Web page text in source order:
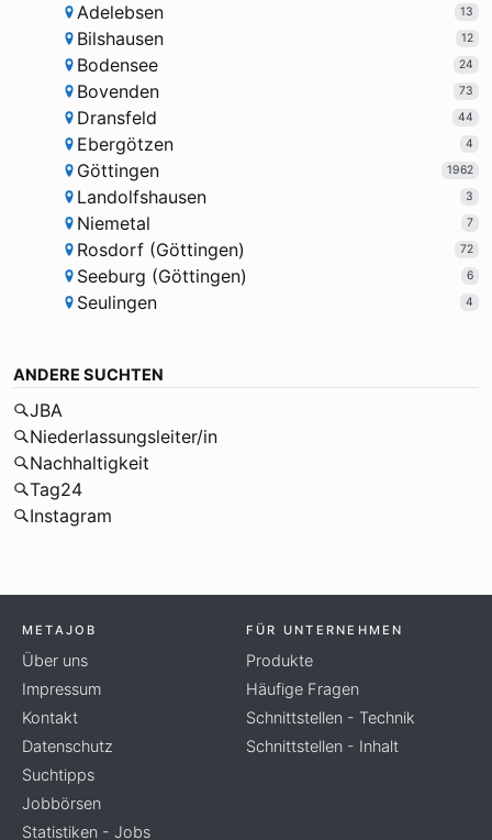
Adelebsen 13
Bilshausen 12
Bodensee 24
Bovenden 73
Dransfeld 44
Ebergötzen 4
Göttingen 1962
Landolfshausen 3
Niemetal 7
Rosdorf (Göttingen) 72
Seeburg (Göttingen) 6
Seulingen 4
ANDERE SUCHTEN
JBA
Niederlassungsleiter/in
Nachhaltigkeit
Tag24
Instagram
METAJOB
Über uns
Impressum
Kontakt
Datenschutz
Suchtipps
Jobbörsen
Statistiken - Jobs
FÜR UNTERNEHMEN
Produkte
Häufige Fragen
Schnittstellen - Technik
Schnittstellen - Inhalt